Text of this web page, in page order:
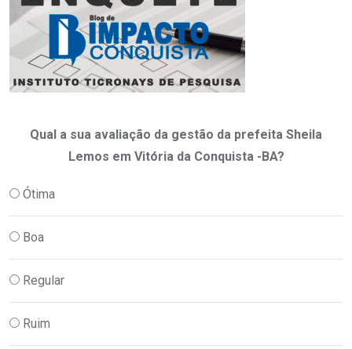
Qual a sua avaliação da gestão da prefeita Sheila
Lemos em Vitória da Conquista -BA?
Ótima
Boa
Regular
Ruim